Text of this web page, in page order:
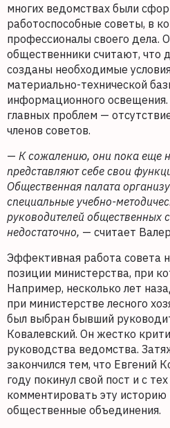
многих ведомствах были
работоспособные советы, в
профессионалы своего дела.
общественники считают, что
созданы необходимые
материально-технической
информационного
главных проблем —
членов советов.
— К сожалению, они пока еще
представляют себе свои
Общественная палата
специальные учебно-
руководителей общественных
недостаточно, — считает
Эффективная работа совета
позиции министерства, при
Например, несколько лет
при министерстве лесного
был выбран бывший
Ковалевский. Он жестко
руководства ведомства.
закончился тем, что Евгений
году покинул свой пост и с
комментировать эту историю
общественные объединения.